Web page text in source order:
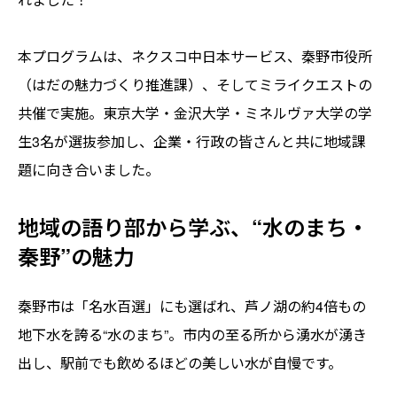
本プログラムは、ネクスコ中日本サービス、秦野市役所
（はだの魅力づくり推進課）、そしてミライクエストの
共催で実施。東京大学・金沢大学・ミネルヴァ大学の学
生3名が選抜参加し、企業・行政の皆さんと共に地域課
題に向き合いました。
地域の語り部から学ぶ、“水のまち・
秦野”の魅力
秦野市は「名水百選」にも選ばれ、芦ノ湖の約4倍もの
地下水を誇る“水のまち”。市内の至る所から湧水が湧き
出し、駅前でも飲めるほどの美しい水が自慢です。